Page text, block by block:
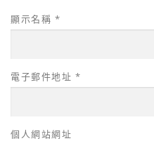
顯示名稱 *
電子郵件地址 *
個人網站網址